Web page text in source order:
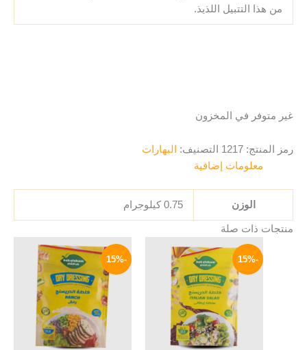
من هذا التتبيل اللذيذ.
غير متوفر في المخزون
رمز المنتج: 1217 التصنيف:
البهارات
معلومات إضافية
الوزن 0.75 كيلوجرام
منتجات ذات صلة
-15%
الأصلي
هو:
20 EGP.
الحالي
هو:
17 EGP.
-15%
الأصلي
هو:
20 EGP.
الحالي
هو:
17 EGP.